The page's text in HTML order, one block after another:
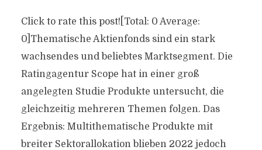
Click to rate this post![Total: 0 Average:
0]Thematische Aktienfonds sind ein stark
wachsendes und beliebtes Marktsegment. Die
Ratingagentur Scope hat in einer groß
angelegten Studie Produkte untersucht, die
gleichzeitig mehreren Themen folgen. Das
Ergebnis: Multithematische Produkte mit
breiter Sektorallokation blieben 2022 jedoch